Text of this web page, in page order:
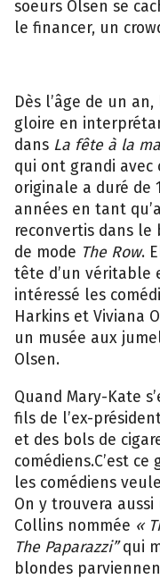
soeurs Olsen se
le financer, un
Dès l’âge de un
gloire en
dans La fête à la
qui ont grandi
originale a duré de
années en tant
reconvertis dans le
de mode The Row.
tête d’un véritable
intéressé les
Harkins et Viviana
un musée aux
Olsen.
Quand Mary-Kate
fils de l’ex-
et des bols de
comédiens.C’est
les comédiens
On y trouvera
Collins nommée «
The Paparazzi”qui
blondes